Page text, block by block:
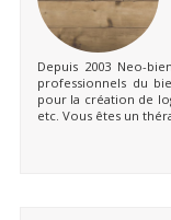
Depuis 2003 Neo-
professionnels du
pour la création de
etc. Vous êtes un